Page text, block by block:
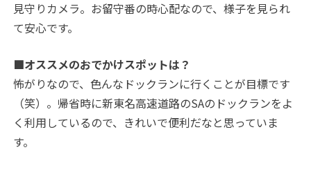
見守りカメラ。お留守番の時心配なので、様子を見られ
て安心です。
■オススメのおでかけスポットは？
怖がりなので、色んなドックランに行くことが目標です
（笑）。帰省時に新東名高速道路のSAのドックランをよ
く利用しているので、きれいで便利だなと思っていま
す。